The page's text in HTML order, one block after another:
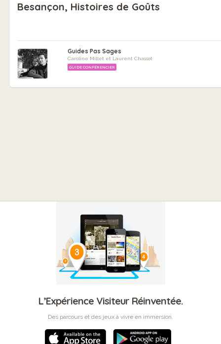
Besançon, Histoires de Goûts
Guides Pas Sages
Caroline Millet et Laurent Chassot
GUIDE CONFÉRENCIER
L’Expérience Visiteur Réinventée.
Des parcours et des jeux à vivre en immersion.